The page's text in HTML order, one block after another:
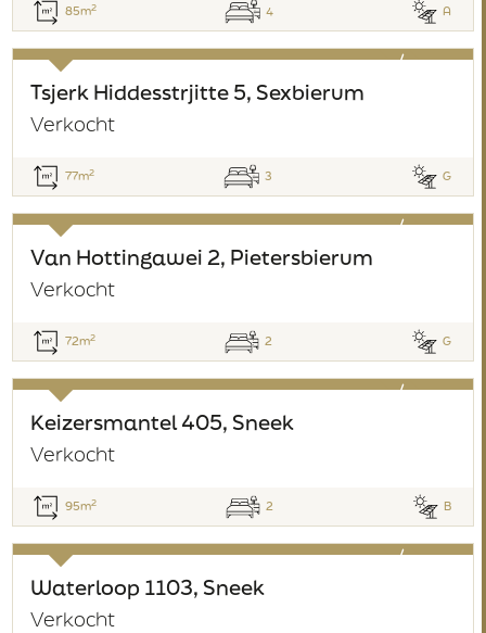
85m2 4 A
verkocht
Tsjerk Hiddesstrjitte 5, Sexbierum
Verkocht
77m2 3 G
verkocht
Van Hottingawei 2, Pietersbierum
Verkocht
72m2 2 G
verkocht
Keizersmantel 405, Sneek
Verkocht
95m2 2 B
verkocht
Waterloop 1103, Sneek
Verkocht